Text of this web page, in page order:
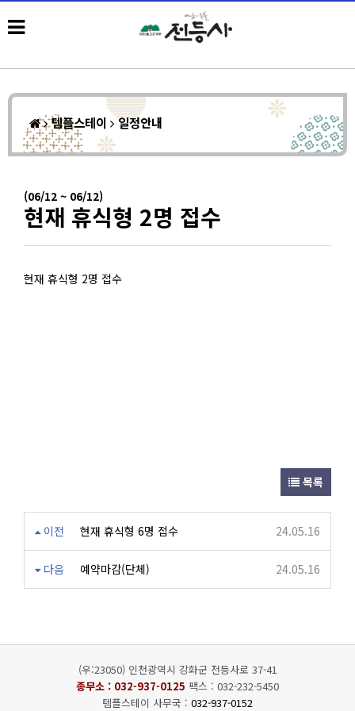
템플스테이 일정안내
(06/12 ~ 06/12)
현재 휴식형 2명 접수
현재 휴식형 2명 접수
목록
이전 현재 휴식형 6명 접수 24.05.16
다음 예약마감(단체) 24.05.16
(우:23050) 인천광역시 강화군 전등사로 37-41
종무소 : 032-937-0125 팩스 : 032-232-5450
템플스테이 사무국 : 032-937-0152